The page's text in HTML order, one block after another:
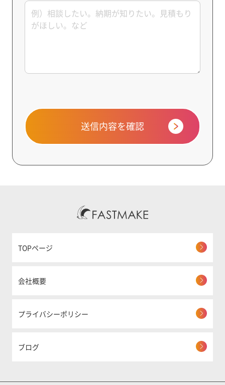
送信内容を確認
TOPページ
会社概要
プライバシーポリシー
ブログ